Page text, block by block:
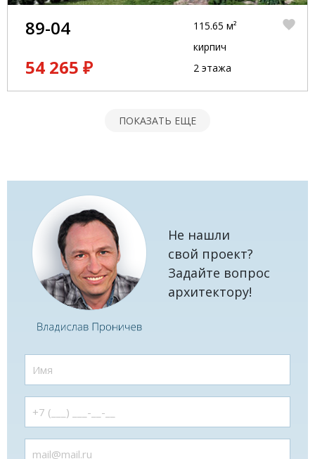
89-04
54 265 ₽
115.65 м²
кирпич
2 этажа
ПОКАЗАТЬ ЕЩЕ
Не нашли
свой проект?
Задайте вопрос
архитектору!